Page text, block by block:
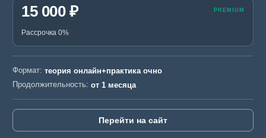
15 000 ₽
Рассрочка 0%
Формат: теория онлайн+практика очно
Продолжительность: от 1 месяца
Перейти на сайт